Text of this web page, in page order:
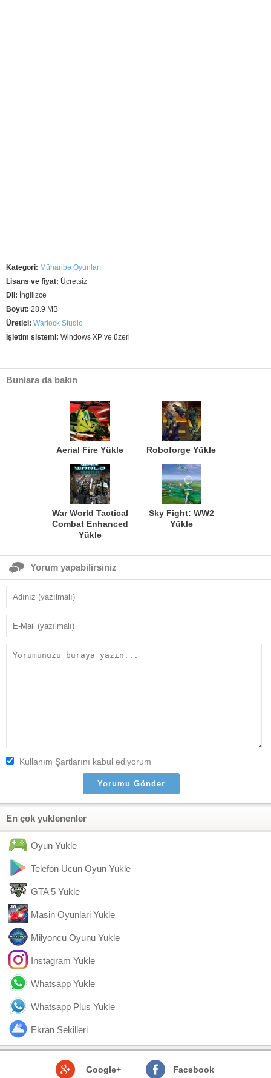
Kategori: Müharibə Oyunları
Lisans ve fiyat: Ücretsiz
Dil: İngilizce
Boyut: 28.9 MB
Üretici: Warlock Studio
İşletim sistemi: Windows XP ve üzeri
Bunlara da bakın
Aerial Fire Yüklə Roboforge Yüklə
War World Tactical
Combat Enhanced
Yüklə
Sky Fight: WW2
Yüklə
Yorum yapabilirsiniz
Kullanım Şartlarını kabul ediyorum
En çok yuklenenler
Oyun Yukle
Telefon Ucun Oyun Yukle
GTA 5 Yukle
Masin Oyunlari Yukle
Milyoncu Oyunu Yukle
Instagram Yukle
Whatsapp Yukle
Whatsapp Plus Yukle
Ekran Sekilleri
Google+ Facebook